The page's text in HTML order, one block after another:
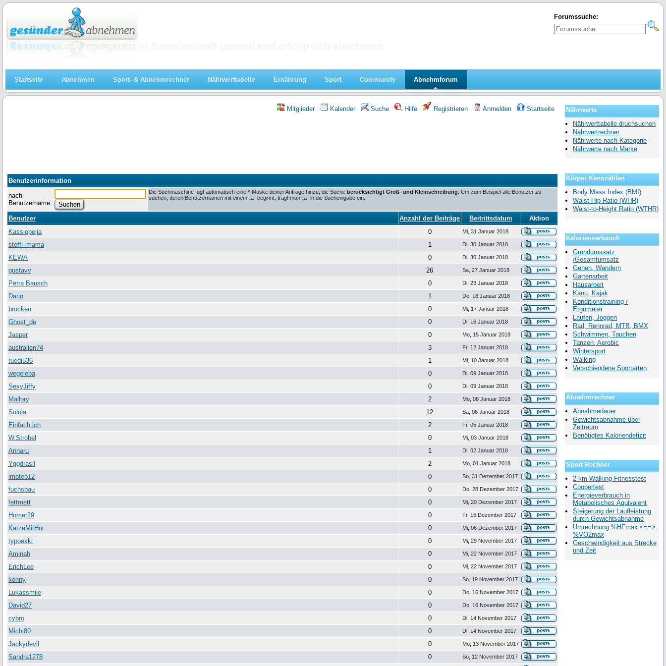
Forumssuche:
Startseite Abnehmen Sport- & Abnehmrechner Nährwerttabelle Ernährung Sport Community Abnehmforum
Mitglieder Kalender Suche Hilfe Registrieren Anmelden Startseite
Benutzerinformation
nach
Benutzername:
Die Suchmaschine fügt automatisch eine *-Maske deiner Anfrage hinzu, die Suche berücksichtigt Groß- und Kleinschreibung . Um zum Beispiel alle Benutzer zu
suchen, deren Benutzernamen mit einem „a“ beginnt, trägt man „a“ in die Sucheingabe ein.
Benutzer Anzahl der Beiträge Beitrittsdatum
Aktion
Kassiopeija
0 Mi, 31 Januar 2018
steffi_mama 1 Di, 30 Januar 2018
KEWA 0 Di, 30 Januar 2018
gustavv 26 Sa, 27 Januar 2018
Petra Bausch 0 Di, 23 Januar 2018
Dario 1 Do, 18 Januar 2018
brocken 0 Mi, 17 Januar 2018
Ghost_de 0 Di, 16 Januar 2018
Jasper 0 Mo, 15 Januar 2018
australien74 3 Fr, 12 Januar 2018
ruedi536 1 Mi, 10 Januar 2018
wegeleba 0 Di, 09 Januar 2018
SexyJiffy 0 Di, 09 Januar 2018
Mallory 2 Mo, 08 Januar 2018
Sulola 12 Sa, 06 Januar 2018
Einfach ich 2 Fr, 05 Januar 2018
W.Strobel 0 Mi, 03 Januar 2018
Annaru 1 Di, 02 Januar 2018
Yggdrasil 2 Mo, 01 Januar 2018
imoteb12 0 So, 31 Dezember 2017
fuchsbau 0 Do, 28 Dezember 2017
fettmett 0 Mi, 20 Dezember 2017
Homer29 0 Fr, 15 Dezember 2017
KatzeMitHut 0 Mi, 06 Dezember 2017
typoekki 0 Mi, 29 November 2017
Aminah 0 Mi, 22 November 2017
ErichLee 0 Mi, 22 November 2017
konny 0 So, 19 November 2017
Lukassmile 0 Do, 16 November 2017
David27 0 Do, 16 November 2017
cybro 0 Di, 14 November 2017
Michi80 0 Di, 14 November 2017
Jackydevil 0 Mo, 13 November 2017
Sandra1278 0 So, 12 November 2017
Nährwerte
Nährwerttabelle druchsuchen
Nährwertrechner
Nährwerte nach Kategorie
Nährwerte nach Marke
Körper Kennzahlen
Body Mass Index (BMI)
Waist Hip Ratio (WHR)
Waist-to-Height Ratio (WTHR)
Kalorienverbauch
Grundumssatz
/Gesamtumsatz
Gehen, Wandern
Gartenarbeit
Hausarbeit
Kanu, Kajak
Konditionstraining /
Ergometer
Laufen, Joggen
Rad, Rennrad, MTB, BMX
Schwimmen, Tauchen
Tanzen, Aerobic
Wintersport
Walking
Verschiendene Sportarten
Abnehmrechner
Abnahmedauer
Gewichtsabnahme über
Zeitraum
Benötigtes Kaloriendefizit
Sport Rechner
2 km Walking Fitnesstest
Coopertest
Energieverbrauch in
Metabolisches Äquivalent
Steigerung der Laufleistung
durch Gewichtsabnahme
Umrechnung %HFmax <==>
%VO2max
Geschwindigkeit aus Strecke
und Zeit